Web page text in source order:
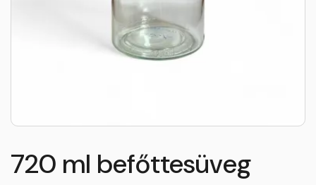
720 ml befőttesüveg